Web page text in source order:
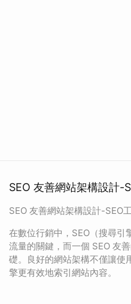
SEO 友善網站架構設計-
SEO 友善網站架構設計-SEO
在數位行銷中，SEO（搜尋引
流量的關鍵，而一個 SEO 友
礎。良好的網站架構不僅讓使
擎更有效地索引網站內容。